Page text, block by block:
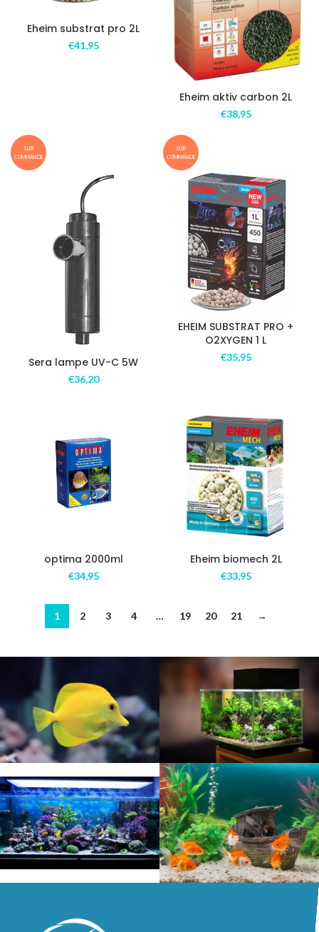
Eheim substrat pro 2L
€41,95
Eheim aktiv carbon 2L
€38,95
SUR
COMMANDE
Sera lampe UV-C 5W
€36,20
SUR
COMMANDE
EHEIM SUBSTRAT PRO +
O2XYGEN 1 L
€35,95
optima 2000ml
€34,95
Eheim biomech 2L
€33,95
1 2 3 4 … 19 20 21 →